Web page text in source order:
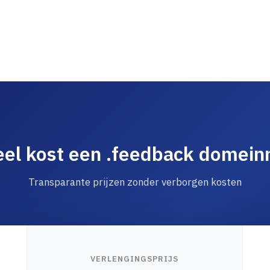
kost een .feedback
Transparante prijzen zonder verborgen kosten
VERLENGINGSPRIJS